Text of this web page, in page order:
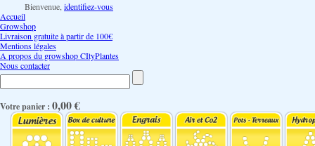
Bienvenue, identifiez-vous
Accueil
Growshop
Livraison gratuite à partir de 100€
Mentions légales
A propos du growshop CItyPlantes
Nous contacter
Votre panier : 0,00 €